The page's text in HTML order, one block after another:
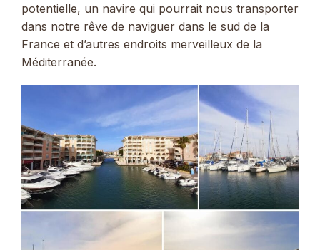
potentielle, un navire qui pourrait nous transporter
dans notre rêve de naviguer dans le sud de la
France et d’autres endroits merveilleux de la
Méditerranée.